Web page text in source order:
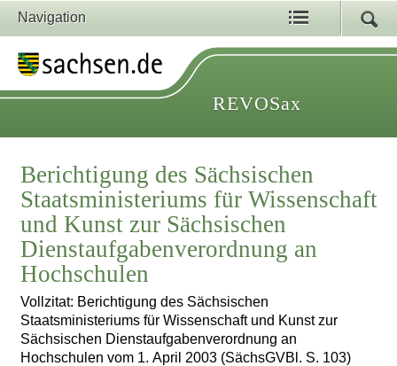
Navigation
REVOSax
Berichtigung des Sächsischen
Staatsministeriums für Wissenschaft
und Kunst zur Sächsischen
Dienstaufgabenverordnung an
Hochschulen
Vollzitat: Berichtigung des Sächsischen
Staatsministeriums für Wissenschaft und Kunst zur
Sächsischen Dienstaufgabenverordnung an
Hochschulen vom 1. April 2003 (SächsGVBl. S. 103)